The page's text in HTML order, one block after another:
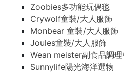
Zoobies多功能玩偶毯
Crywolf童裝/大人服飾
Monbear 童裝/大人服飾
Joules童裝/大人服飾
Wean meister副食品調
Sunnylife陽光海洋選物